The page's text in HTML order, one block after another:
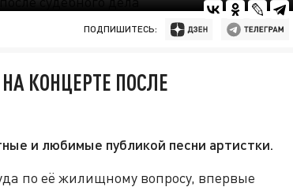
ПОДПИШИТЕСЬ:
КОНЦЕРТЕ ПОСЛЕ
и любимые публикой песни артистки.
по её жилищному вопросу, впервые